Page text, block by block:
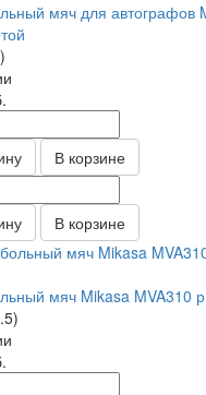
мяч для автографов
В корзине
В корзине
мяч Mikasa MVA310